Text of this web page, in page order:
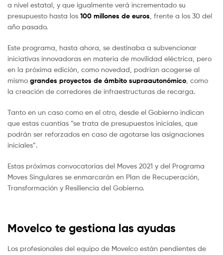
a nivel estatal, y que igualmente verá incrementado su
presupuesto hasta los 100 millones de euros, frente a los 30 del
año pasado.
Este programa, hasta ahora, se destinaba a subvencionar
iniciativas innovadoras en materia de movilidad eléctrica, pero
en la próxima edición, como novedad, podrían acogerse al
mismo grandes proyectos de ámbito supraautonómico , como
la creación de corredores de infraestructuras de recarga.
Tanto en un caso como en el otro, desde el Gobierno indican
que estas cuantías “se trata de presupuestos iniciales, que
podrán ser reforzados en caso de agotarse las asignaciones
iniciales”.
Estas próximas convocatorias del Moves 2021 y del Programa
Moves Singulares se enmarcarán en Plan de Recuperación,
Transformación y Resiliencia del Gobierno.
Movelco te gestiona las ayudas
Los profesionales del equipo de Movelco están pendientes de